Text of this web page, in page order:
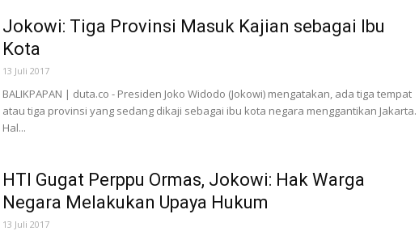
Jokowi: Tiga Provinsi Masuk Kajian sebagai Ibu
Kota
13 Juli 2017
BALIKPAPAN | duta.co - Presiden Joko Widodo (Jokowi) mengatakan, ada tiga tempat
atau tiga provinsi yang sedang dikaji sebagai ibu kota negara menggantikan Jakarta.
Hal...
HTI Gugat Perppu Ormas, Jokowi: Hak Warga
Negara Melakukan Upaya Hukum
13 Juli 2017